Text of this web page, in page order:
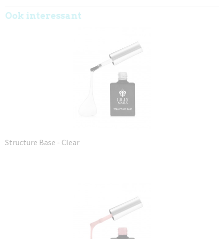
Ook interessant
Structure Base - Clear